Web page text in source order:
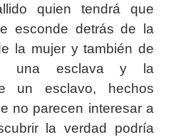
quien tendrá que
esconde detrás de la
la mujer y también de
una esclava y la
un esclavo, hechos
no parecen interesar a
la verdad podría